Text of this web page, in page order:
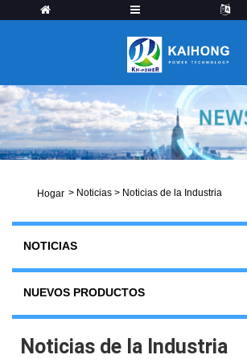
Hogar > Noticias > Noticias de la Industria
NOTICIAS
NUEVOS PRODUCTOS
Noticias de la Industria